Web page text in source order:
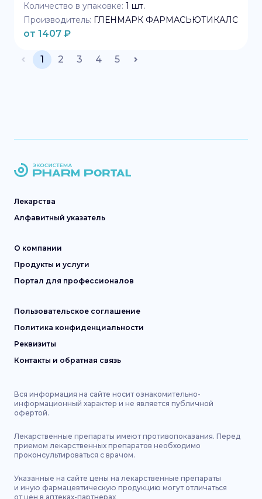
Количество в упаковке: 1 шт.
Производитель: ГЛЕНМАРК ФАРМАСЬЮТИКАЛС
от 1407 ₽
1 2 3 4 5
Лекарства
Алфавитный указатель
О компании
Продукты и услуги
Портал для профессионалов
Пользовательское соглашение
Политика конфиденциальности
Реквизиты
Контакты и обратная связь
Вся информация на сайте носит ознакомительно-
информационный характер и не является публичной
офертой.
Лекарственные препараты имеют противопоказания. Перед
приемом лекарственных препаратов необходимо
проконсультироваться с врачом.
Указанные на сайте цены на лекарственные препараты
и иную фармацевтическую продукцию могут отличаться
от цен в аптеках-партнерах